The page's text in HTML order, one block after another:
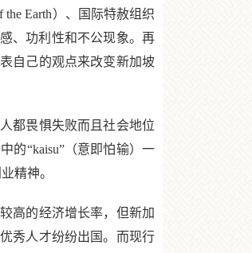
Earth）、国际特赦组织
、功利性和不公现象。再
自己的观点来改变新加坡
都畏惧失败而且社会地位
的“kaisu”（意即怕输）一
精神。
高的经济增长率，但新加
秀人才纷纷出国。而现行